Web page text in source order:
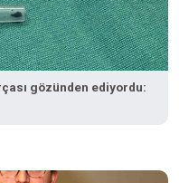
gözünden ediyordu: